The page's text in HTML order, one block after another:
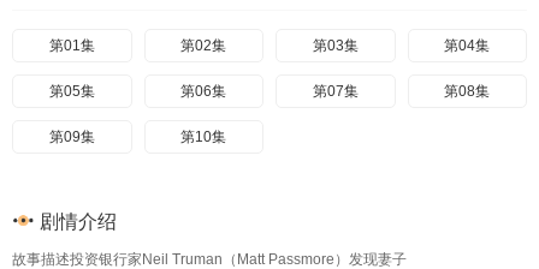
第01集 第02集 第03集 第04集
第05集 第06集 第07集 第08集
第09集 第10集
剧情介绍
故事描述投资银行家Neil Truman（Matt Passmore）发现妻子